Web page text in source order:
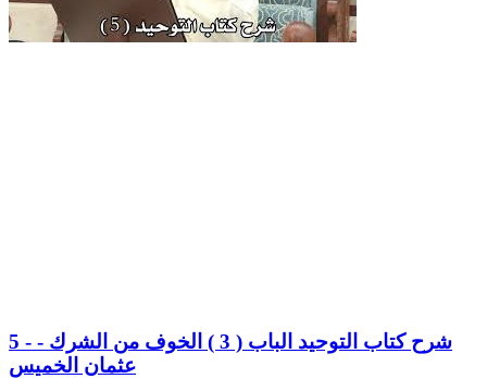
5 - شرح كتاب التوحيد الباب ( 3 ) الخوف من الشرك -
عثمان الخميس